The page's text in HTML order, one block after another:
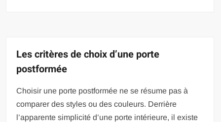
Les critères de choix d’une porte
postformée
Choisir une porte postformée ne se résume pas à
comparer des styles ou des couleurs. Derrière
l’apparente simplicité d’une porte intérieure, il existe